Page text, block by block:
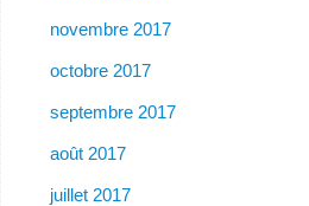
novembre 2017
octobre 2017
septembre 2017
août 2017
juillet 2017